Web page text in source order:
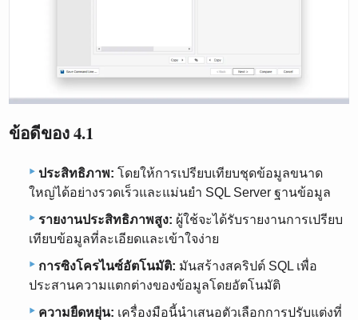
ข้อดีของ 4.1
ประสิทธิภาพ: โดยให้การเปรียบเทียบชุดข้อมูลขนาด
ใหญ่ได้อย่างรวดเร็วและแม่นยำ SQL Server ฐานข้อมูล
รายงานประสิทธิภาพสูง: ผู้ใช้จะได้รับรายงานการเปรียบ
เทียบข้อมูลที่ละเอียดและเข้าใจง่าย
การซิงโครไนซ์อัตโนมัติ: มันสร้างสคริปต์ SQL เพื่อ
ประสานความแตกต่างของข้อมูลโดยอัตโนมัติ
ความยืดหยุ่น: เครื่องมือนี้นำเสนอตัวเลือกการปรับแต่งที่